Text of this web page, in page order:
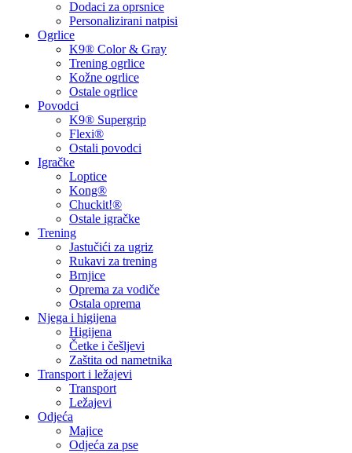
Dodaci za oprsnice
Personalizirani natpisi
Ogrlice
K9® Color & Gray
Trening ogrlice
Kožne ogrlice
Ostale ogrlice
Povodci
K9® Supergrip
Flexi®
Ostali povodci
Igračke
Loptice
Kong®
Chuckit!®
Ostale igračke
Trening
Jastučići za ugriz
Rukavi za trening
Brnjice
Oprema za vodiče
Ostala oprema
Njega i higijena
Higijena
Četke i češljevi
Zaštita od nametnika
Transport i ležajevi
Transport
Ležajevi
Odjeća
Majice
Odjeća za pse